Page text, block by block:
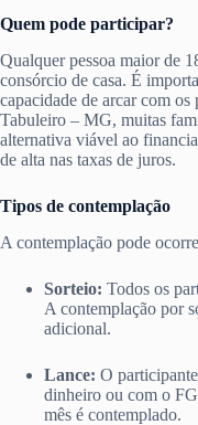
Quem pode participar?
Qualquer pessoa maior de
consórcio de casa. É
capacidade de arcar com os
Tabuleiro – MG, muitas
alternativa viável ao
de alta nas taxas de juros.
Tipos de contemplação
A contemplação pode
Sorteio: Todos os
A contemplação por
adicional.
Lance: O
dinheiro ou com o
mês é contemplado.